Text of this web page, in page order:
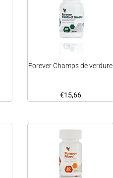
Forever Champs de verdure
€15,66